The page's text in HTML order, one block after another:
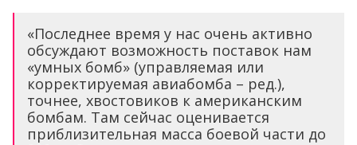
«Последнее время у нас очень активно
обсуждают возможность поставок нам
«умных бомб» (управляемая или
корректируемая авиабомба – ред.),
точнее, хвостовиков к американским
бомбам. Там сейчас оценивается
приблизительная масса боевой части до